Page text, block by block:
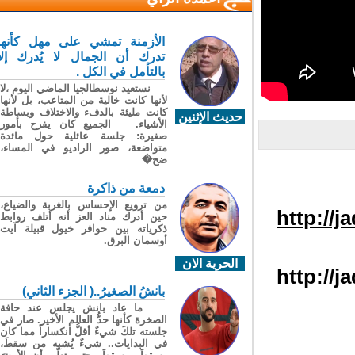
http://
http://
حديث الإثنين
الأزمنة تمشي على مهل كأنها
تدرك أن الجمال لا يُدرك إلا
بالتأمل في الكل .
نستعيد نوسطالجيا الماضي اليوم ،لا
لأنها كانت خالية من المتاعب، بل لأنها
كانت مليئة بالدفء والاختلاف وبساطة
الأشياء. الجميع كان يفرح بأمور
صغيرة: جلسة عائلية حول مائدة
متواضعة، صور الراديو في المساء،
ضح�
الحرية الان
دمعة من ذاكرة
من ترويع الإحساس بالغربة والضياع،
حين أدرك مناد العز أنه أتلف روابط
ذكرياته بين حوافر خيول قبيلة آيت
أوسمان البرق.
بانشُ الصغيرُ..( الجزء الثاني)
ما عاد بانش يجلس عند حافة
الصخرة كأنها حدُّ العالم الأخير. صار في
جلسته تلكَ شيءٌ أقلُّ انكساراً مما كان
في البدايات.. شيءٌ يُشبِه من سقطَ،